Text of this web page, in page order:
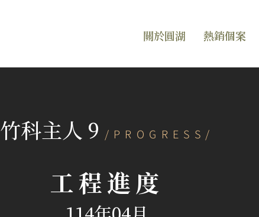
關於圓湖 熱銷個案
竹科主人 9 /PROGRESS/
工程進度